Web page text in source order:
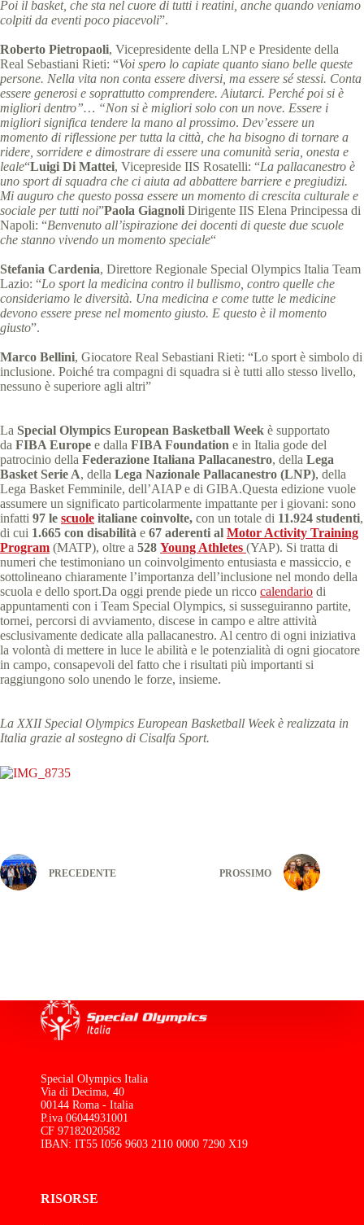
Poi il basket, che sta nel cuore di tutti i reatini, anche quando veniamo
colpiti da eventi poco piacevoli”.
Roberto Pietropaoli, Vicepresidente della LNP e Presidente della
Real Sebastiani Rieti: “Voi spero lo capiate quanto siano belle queste
persone. Nella vita non conta essere diversi, ma essere sé stessi. Conta
essere generosi e soprattutto comprendere. Aiutarci. Perché poi si è
migliori dentro”… “Non si è migliori solo con un nove. Essere i
migliori significa tendere la mano al prossimo. Dev’essere un
momento di riflessione per tutta la città, che ha bisogno di tornare a
ridere, sorridere e dimostrare di essere una comunità seria, onesta e
leale“Luigi Di Mattei, Vicepreside IIS Rosatelli: “La pallacanestro è
uno sport di squadra che ci aiuta ad abbattere barriere e pregiudizi.
Mi auguro che questo possa essere un momento di crescita culturale e
sociale per tutti noi”Paola Giagnoli Dirigente IIS Elena Principessa di
Napoli: “Benvenuto all’ispirazione dei docenti di queste due scuole
che stanno vivendo un momento speciale“
Stefania Cardenia, Direttore Regionale Special Olympics Italia Team
Lazio: “Lo sport la medicina contro il bullismo, contro quelle che
consideriamo le diversità. Una medicina e come tutte le medicine
devono essere prese nel momento giusto. E questo è il momento
giusto”.
Marco Bellini, Giocatore Real Sebastiani Rieti: “Lo sport è simbolo di
inclusione. Poiché tra compagni di squadra si è tutti allo stesso livello,
nessuno è superiore agli altri”
La Special Olympics European Basketball Week è supportato
da FIBA Europe e dalla FIBA Foundation e in Italia gode del
patrocinio della Federazione Italiana Pallacanestro, della Lega
Basket Serie A, della Lega Nazionale Pallacanestro (LNP), della
Lega Basket Femminile, dell’AIAP e di GIBA.Questa edizione vuole
assumere un significato particolarmente impattante per i giovani: sono
infatti 97 le scuole italiane coinvolte, con un totale di 11.924 studenti,
di cui 1.665 con disabilità e 67 aderenti al Motor Activity Training
Program (MATP), oltre a 528 Young Athletes (YAP). Si tratta di
numeri che testimoniano un coinvolgimento entusiasta e massiccio, e
sottolineano chiaramente l’importanza dell’inclusione nel mondo della
scuola e dello sport.Da oggi prende piede un ricco calendario di
appuntamenti con i Team Special Olympics, si susseguiranno partite,
tornei, percorsi di avviamento, discese in campo e altre attività
esclusivamente dedicate alla pallacanestro. Al centro di ogni iniziativa
la volontà di mettere in luce le abilità e le potenzialità di ogni giocatore
in campo, consapevoli del fatto che i risultati più importanti si
raggiungono solo unendo le forze, insieme.
La XXII Special Olympics European Basketball Week è realizzata in
Italia grazie al sostegno di Cisalfa Sport.
PRECEDENTE PROSSIMO
Special Olympics Italia
Via di Decima, 40
00144 Roma - Italia
P.iva 06044931001
CF 97182020582
IBAN: IT55 I056 9603 2110 0000 7290 X19
RISORSE